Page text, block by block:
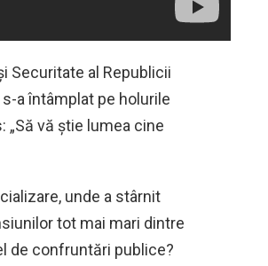
Securitate al Republicii
a întâmplat pe holurile
„Să vă știe lumea cine
unde a stârnit
tot mai mari dintre
de confruntări publice?